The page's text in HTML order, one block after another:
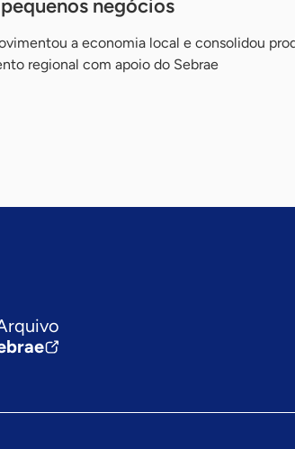
negócios
a economia local e consolidou
regional com apoio do Sebrae